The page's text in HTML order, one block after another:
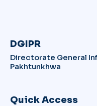
DGIPR
Directorate General
Pakhtunkhwa
Quick Access